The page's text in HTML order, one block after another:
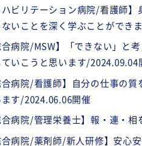
ハビリテーション病院/看護師
いことを深く学ぶことができ
合病院/MSW】「できない」と
ていこうと思います/2024.09.04
合病院/看護師】自分の仕事の
す/2024.06.06開催
合病院/管理栄養士】報・連・
合病院/薬剤師/新人研修】安心